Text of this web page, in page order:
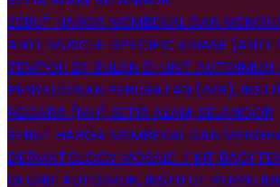
SEBUT HARGA MEMBEKAL DAN
ANTI-MUSCLE-SPECIFIC KINASE
TEMPOH 24 BULAN DI UNIT AUTOIMUN,
PENYELIDIKAN PERUBATAN (IMR),
NEGARA (NIH) SETIA ALAM, SELANGOR
SEBUT HARGA MEMBEKAL DAN
DERMATOLOGY MOSAIC 7 KIT BAGI
DI UNIT AUTOIMUN, INSTITUT